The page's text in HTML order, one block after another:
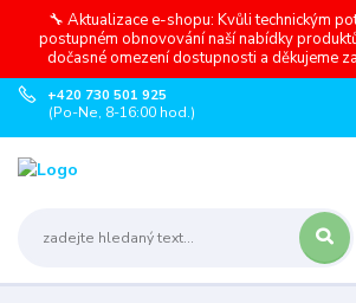
🔧 Aktualizace e-shopu: Kvůli technickým
postupném obnovování naší nabídky
dočasné omezení dostupnosti a děkujeme
+420 730 501 925
(Po-Ne, 8-16:00 hod.)